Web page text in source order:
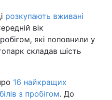
розкупають вживані
вік
які поповнили у
складав шість
16 найкращих
з пробігом. До